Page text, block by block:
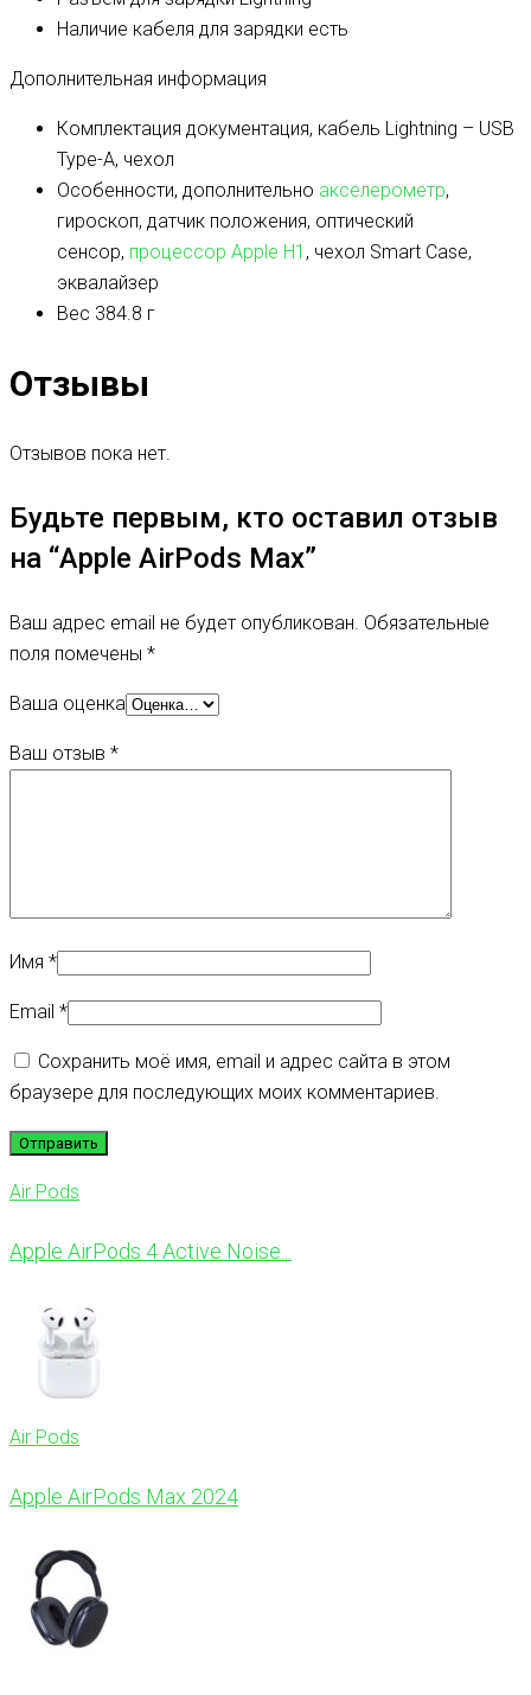
Наличие кабеля для зарядки есть
Дополнительная информация
Комплектация документация, кабель Lightning – USB
Type-A, чехол
Особенности, дополнительно акселерометр,
гироскоп, датчик положения, оптический
сенсор, процессор Apple H1 , чехол Smart Case,
эквалайзер
Вес 384.8 г
Отзывы
Отзывов пока нет.
Будьте первым, кто оставил отзыв
на “Apple AirPods Max”
Ваш адрес email не будет опубликован. Обязательные
поля помечены *
Ваша оценка
Ваш отзыв *
Имя *
Email *
Сохранить моё имя, email и адрес сайта в этом
браузере для последующих моих комментариев.
Air Pods
Apple AirPods 4 Active Noise...
Air Pods
Apple AirPods Max 2024